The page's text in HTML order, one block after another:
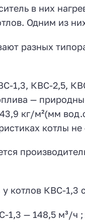
в них
Одним из
разных
1,3, КВС-2,5,
—
кг/м²(мм
котлы не
у котлов КВС-
1,3 — 148,5 м³/